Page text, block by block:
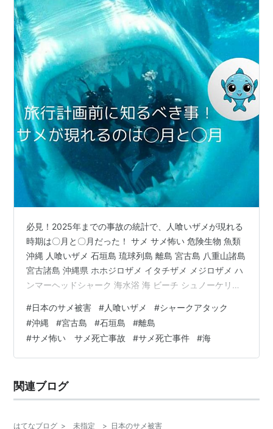
シャークアタック 離島 八重山諸島 宮古諸
島 沖縄県 ホホジロザメ イタチザメ メジロ
ザメ ハンマーヘッドシャーク 海水浴 海 ビ
ーチ シュノーケリング ダイビング 奄美大
島 与論島
必見！2025年までの事故の統計で、人喰いザメが現れる
時期は〇月と〇月だった！ サメ サメ怖い 危険生物 魚類
沖縄 人喰いザメ 石垣島 琉球列島 離島 宮古島 八重山諸島
宮古諸島 沖縄県 ホホジロザメ イタチザメ メジロザメ ハ
ンマーヘッドシャーク 海水浴 海 ビーチ シュノーケリン
美しいビーチで溢れています。 そんな綺麗なビーチで 海
水浴やシュノーケリング最高ですよね。 鹿児島・沖縄で
は、気温が年間を通して高いので、 天気のいい日だと年
中泳ぐこともできます。 マリンアクテビティーが好きな
#日本のサメ被害 #人喰いザメ #シャークアタック
#沖縄 #宮古島 #石垣島 #離島
#サメ怖い サメ死亡事故 #サメ死亡事件 #海
関連ブログ
はてなブログ > 未指定 > 日本のサメ被害